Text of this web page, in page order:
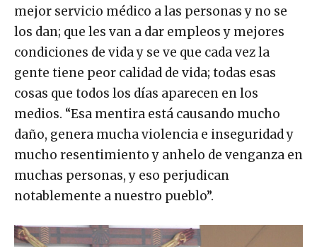
mejor servicio médico a las personas y no se
los dan; que les van a dar empleos y mejores
condiciones de vida y se ve que cada vez la
gente tiene peor calidad de vida; todas esas
cosas que todos los días aparecen en los
medios. “Esa mentira está causando mucho
daño, genera mucha violencia e inseguridad y
mucho resentimiento y anhelo de venganza en
muchas personas, y eso perjudican
notablemente a nuestro pueblo”.